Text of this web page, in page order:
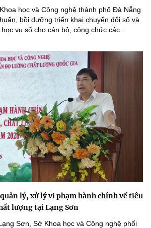
học và Công nghệ thành phố Đà Nẵng
bồi dưỡng triển khai chuyển đổi số và
vụ số cho cán bộ, công chức các...
lý, xử lý vi phạm hành chính về tiêu
lượng tại Lạng Sơn
Sơn, Sở Khoa học và Công nghệ phối